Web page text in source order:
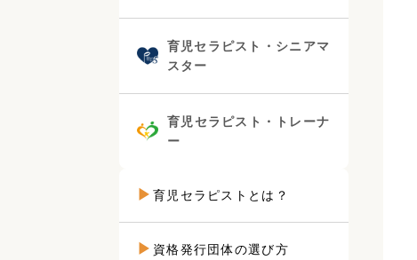
育児セラピスト・シニアマ
スター
育児セラピスト・トレーナ
ー
育児セラピストとは？
資格発行団体の選び方